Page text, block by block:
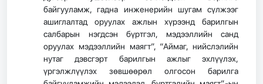
байгууламж, гадна инженерийн шугам сүлжээг
ашиглалтад оруулах ажлын хүрээнд барилгын
салбарын нэгдсэн бүртгэл, мэдээллийн санд
оруулах мэдээллийн маягт”, “Аймаг, нийслэлийн
нутаг дэвсгэрт барилгын ажлыг эхлүүлэх,
үргэлжлүүлэх зөвшөөрөл олгосон барилга